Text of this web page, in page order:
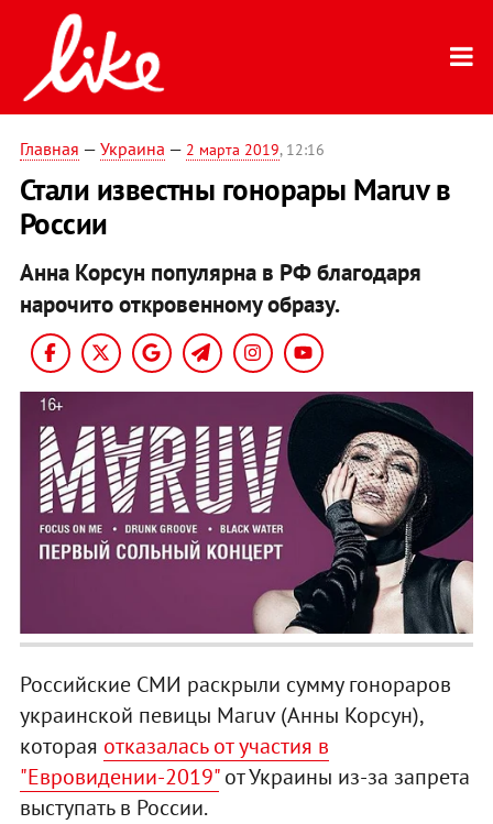
Главная — Украина — 2 марта 2019, 12:16
Стали известны гонорары Maruv в
России
Анна Корсун популярна в РФ благодаря
нарочито откровенному образу.
Российские СМИ раскрыли сумму гонораров
украинской певицы Maruv (Анны Корсун),
которая отказалась от участия в
"Евровидении-2019"от Украины из-за запрета
выступать в России.